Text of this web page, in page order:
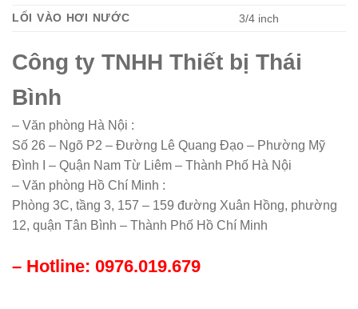
LỐI VÀO HƠI NƯỚC 3/4 inch
Công ty TNHH Thiết bị Thái
Bình
– Văn phòng Hà Nội :
Số 26 – Ngõ P2 – Đường Lê Quang Đạo – Phường Mỹ
Đình I – Quận Nam Từ Liêm – Thành Phố Hà Nội
– Văn phòng Hồ Chí Minh :
Phòng 3C, tầng 3, 157 – 159 đường Xuân Hồng, phường
12, quận Tân Bình – Thành Phố Hồ Chí Minh
– Hotline: 0976.019.679